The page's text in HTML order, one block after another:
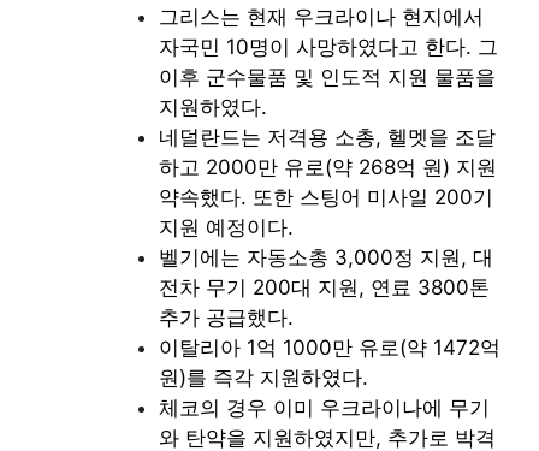
그리스는 현재 우크라이나 현지에서
자국민 10명이 사망하였다고 한다. 그
이후 군수물품 및 인도적 지원 물품을
지원하였다.
네덜란드는 저격용 소총, 헬멧을 조달
하고 2000만 유로(약 268억 원) 지원
약속했다. 또한 스팅어 미사일 200기
지원 예정이다.
벨기에는 자동소총 3,000정 지원, 대
전차 무기 200대 지원, 연료 3800톤
추가 공급했다.
이탈리아 1억 1000만 유로(약 1472억
원)를 즉각 지원하였다.
체코의 경우 이미 우크라이나에 무기
와 탄약을 지원하였지만, 추가로 박격